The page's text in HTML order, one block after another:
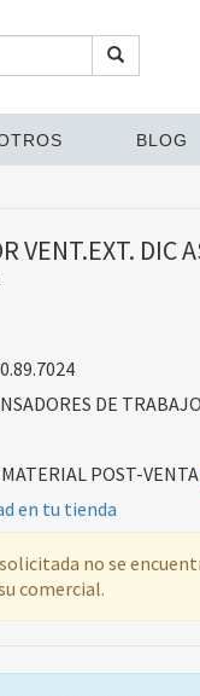
BLOG
VENT.EXT. DIC
DE TRABAJO
POST-VENTA
en tu tienda
no se
comercial.